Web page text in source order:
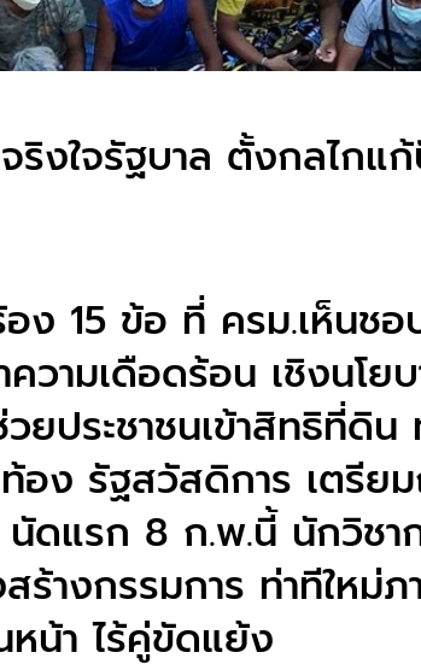
งใจรัฐบาล ตั้งกลไกแ
ง 15 ข้อ ที่ ครม.เห็นชอ
วามเดือดร้อน เชิงนโย
ยประชาชนเข้าสิทธิที่ดิน
ง รัฐสวัสดิการ เตรีย
ดแรก 8 ก.พ.นี้ นักวิชา
ร้างกรรมการ ท่าทีใหม่
หน้า ไร้คู่ขัดแย้ง